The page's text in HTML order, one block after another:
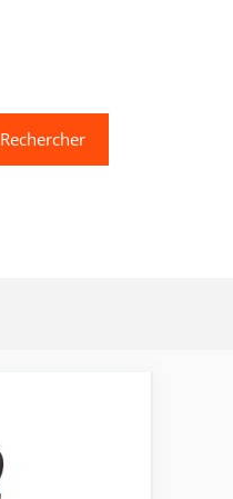
Rechercher